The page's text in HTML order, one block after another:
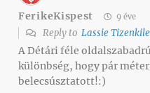
FerikeKispest 9 éve
Reply to Lassie
A Détári féle
különbség, hogy pár
belecsúsztatott!:)